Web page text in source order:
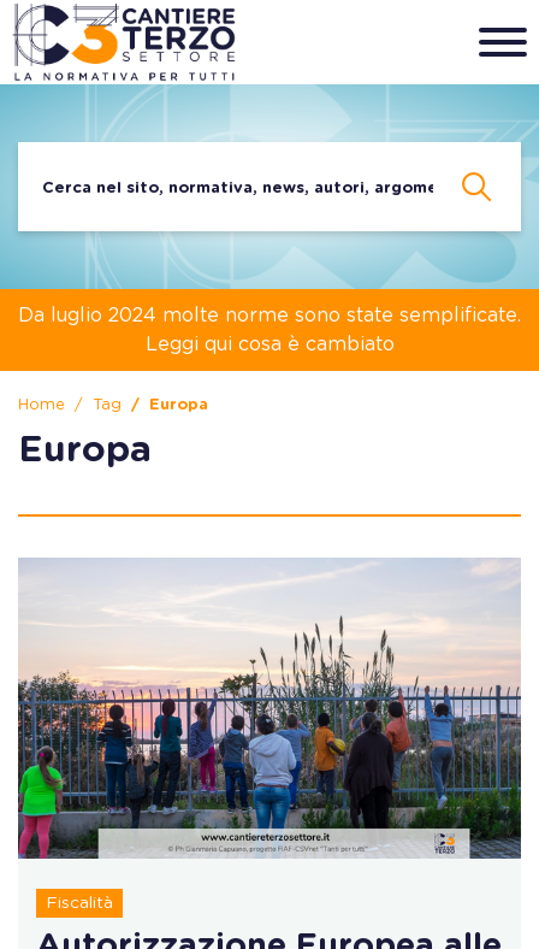
Da luglio 2024 molte norme sono state semplificate.
Leggi qui cosa è cambiato
Home Tag Europa
Europa
Fiscalità